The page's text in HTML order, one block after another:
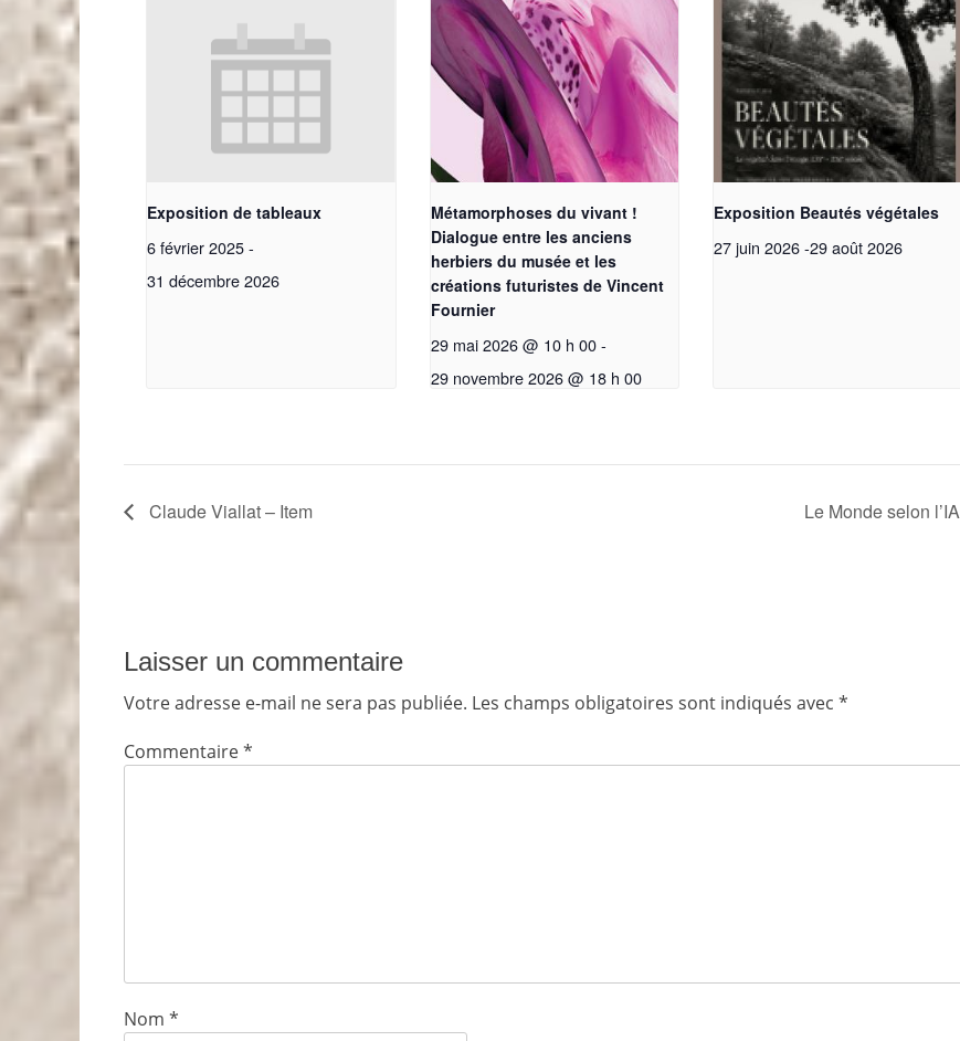
Exposition de tableaux
6 février 2025-
31 décembre 2026
Métamorphoses du vivant !
Dialogue entre les anciens
herbiers du musée et les
créations futuristes de Vincent
Fournier
29 mai 2026 @ 10 h 00 -
29 novembre 2026 @ 18 h 00
Exposition Beautés végétales
27 juin 2026-29 août 2026
Claude Viallat – Item Le Monde selon l’IA
Laisser un commentaire
Votre adresse e-mail ne sera pas publiée. Les champs obligatoires sont indiqués avec *
Commentaire*
Nom *